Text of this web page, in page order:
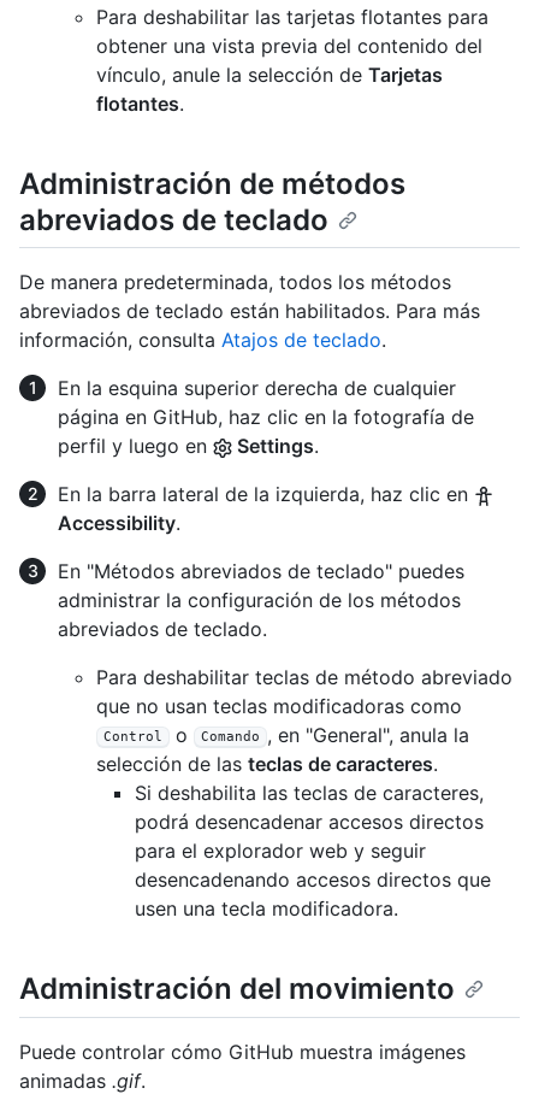
Para deshabilitar las tarjetas flotantes para
obtener una vista previa del contenido del
vínculo, anule la selección de Tarjetas
flotantes.
Administración de métodos
abreviados de teclado
De manera predeterminada, todos los métodos
abreviados de teclado están habilitados. Para más
información, consulta Atajos de teclado.
En la esquina superior derecha de cualquier
página en GitHub, haz clic en la fotografía de
perfil y luego en
Settings.
En la barra lateral de la izquierda, haz clic en
Accessibility.
En "Métodos abreviados de teclado" puedes
administrar la configuración de los métodos
abreviados de teclado.
Para deshabilitar teclas de método abreviado
que no usan teclas modificadoras como
Control o Comando
, en "General", anula la
selección de las teclas de caracteres.
Si deshabilita las teclas de caracteres,
podrá desencadenar accesos directos
para el explorador web y seguir
desencadenando accesos directos que
usen una tecla modificadora.
Administración del movimiento
Puede controlar cómo GitHub muestra imágenes
animadas .gif.